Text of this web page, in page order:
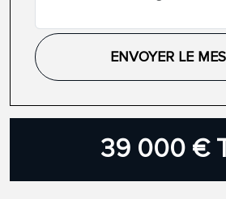
ENVOYER LE
39 000 €